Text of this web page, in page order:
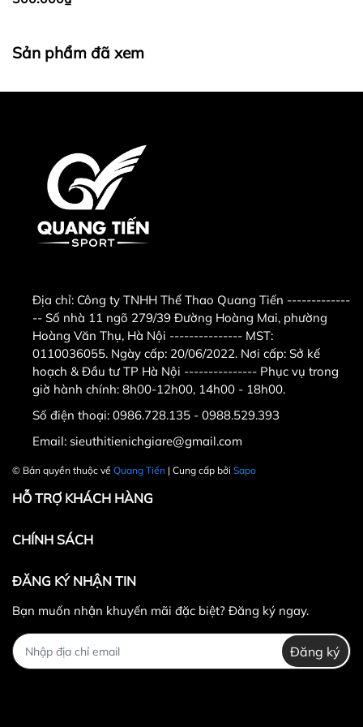
Hình ảnh sản phẩm
Quạt sàn công nghiệp
mát tiện dụng.
Các bộ phận của quạt sàn công nghiệp
Quạt có công suất cực nhỏ 145W, với thiết kế 4
cánh vẫn sẽ đảm bảo hiệu quả làm mát vô cùng
hiệu quả nên bạn hoàn toàn có thể yên tâm khi lựa
Kích thước của quạt sàn
Đằng sau của quạt
Sản phẩm đã xem
Địa chỉ: Công ty TNHH Thể Thao Quang Tiến -------------
-- Số nhà 11 ngõ 279/39 Đường Hoàng Mai, phường
Hoàng Văn Thụ, Hà Nội --------------- MST:
0110036055. Ngày cấp: 20/06/2022. Nơi cấp: Sở kế
hoạch & Đầu tư TP Hà Nội --------------- Phục vụ trong
giờ hành chính: 8h00-12h00, 14h00 - 18h00.
Số điện thoại: 0986.728.135 - 0988.529.393
Email: sieuthitienichgiare@gmail.com
© Bản quyền thuộc về Quang Tiến | Cung cấp bởi Sapo
HỖ TRỢ KHÁCH HÀNG
CHÍNH SÁCH
ĐĂNG KÝ NHẬN TIN
Bạn muốn nhận khuyến mãi đặc biệt? Đăng ký ngay.
Đăng ký